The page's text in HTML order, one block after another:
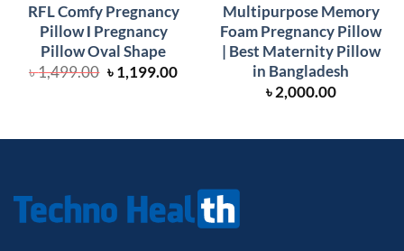
RFL Comfy Pregnancy
Pillow Ι Pregnancy
Pillow Oval Shape
৳1,499.00 Original
price
৳1,199.00Current
Multipurpose Memory
Foam Pregnancy Pillow
| Best Maternity Pillow
in Bangladesh
৳2,000.00